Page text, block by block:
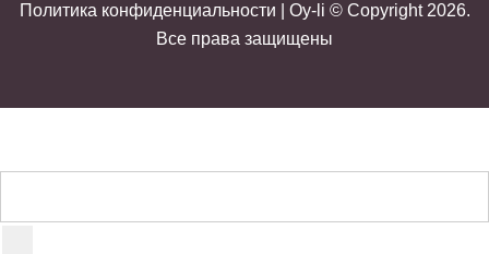
Политика конфиденциальности | Oy-li © Copyright 2026.
Все права защищены